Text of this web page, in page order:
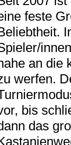
feste
it.
an die
werfen.
bis
das